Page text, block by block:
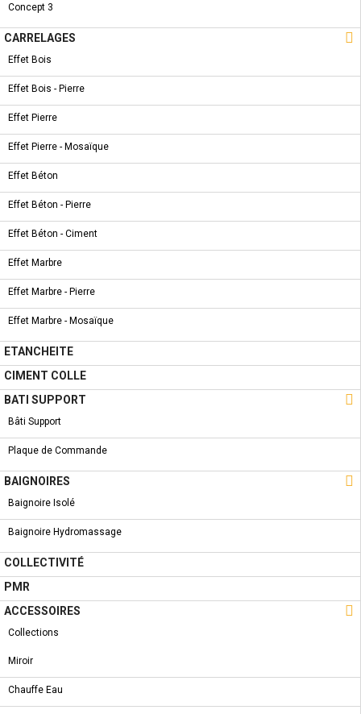
Concept 3
CARRELAGES 
Effet Bois
Effet Bois - Pierre
Effet Pierre
Effet Pierre - Mosaïque
Effet Béton
Effet Béton - Pierre
Effet Béton - Ciment
Effet Marbre
Effet Marbre - Pierre
Effet Marbre - Mosaïque
ETANCHEITE
CIMENT COLLE
BATI SUPPORT

Bâti Support
Plaque de Commande
BAIGNOIRES 
Baignoire Isolé
Baignoire Hydromassage
COLLECTIVITÉ
PMR
ACCESSOIRES

Collections
Miroir
Chauffe Eau
ROBINET BAIGNOIRE - GOLD
COLLECTION
A PROPOS
Nouveautés